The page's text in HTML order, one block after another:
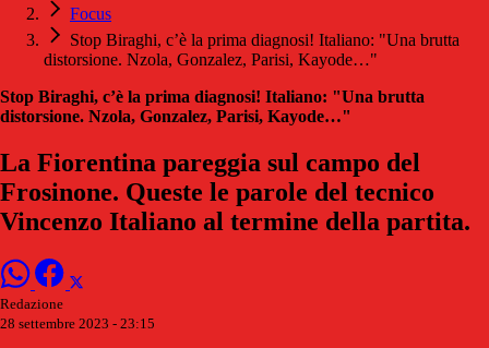
Focus
Stop Biraghi, c’è la prima diagnosi! Italiano: "Una brutta
distorsione. Nzola, Gonzalez, Parisi, Kayode…"
Stop Biraghi, c’è la prima diagnosi! Italiano: "Una brutta
distorsione. Nzola, Gonzalez, Parisi, Kayode…"
La Fiorentina pareggia sul campo del
Frosinone. Queste le parole del tecnico
Vincenzo Italiano al termine della partita.
Redazione
28 settembre 2023 - 23:15